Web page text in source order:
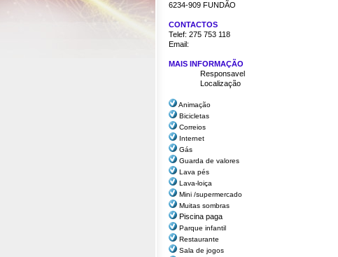
6234-909 FUNDÃO
CONTACTOS
Telef: 275 753 118
Email:
MAIS INFORMAÇÃO
Responsavel
Localização
Animação
Bicicletas
Correios
Internet
Gás
Guarda de valores
Lava pés
Lava-loiça
Mini /supermercado
Muitas sombras
Piscina paga
Parque infantil
Restaurante
Sala de jogos